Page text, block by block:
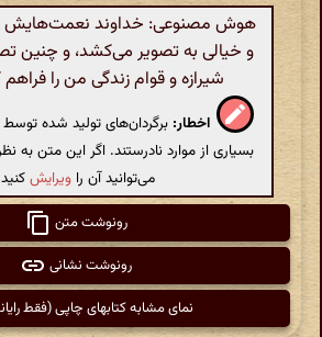
هوش مصنوعی: خداوند نعمت‌هایش را
و خیالی به تصویر می‌کشد، و چنین
شیرازه و قوام زندگی من را
اخطار: برگردان‌های تولید شده
بسیاری از موارد نادرستند. اگر این متن به
می‌توانید آن را ویرایش
رونوشت متن
رونوشت نشانی
نمای مشابه کتابهای چاپی (فقط